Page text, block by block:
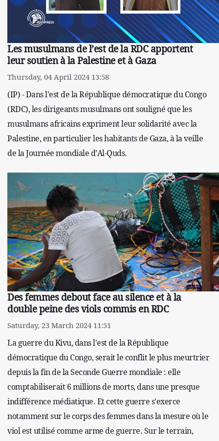
Les musulmans de l’est de la RDC apportent
leur soutien à la Palestine et à Gaza
Thursday, 04 April 2024 13:58
(IP) - Dans l'est de la République démocratique du Congo
(RDC), les dirigeants musulmans ont souligné que les
musulmans africains expriment leur solidarité avec la
Palestine, en particulier les habitants de Gaza, à la veille
de la Journée mondiale d’Al-Quds.
Des femmes debout face au silence et à la
double peine des viols commis en RDC
Saturday, 23 March 2024 11:51
La guerre du Kivu, dans l'est de la République
démocratique du Congo, serait le conflit le plus meurtrier
depuis la fin de la Seconde Guerre mondiale : elle
comptabiliserait 6 millions de morts, dans une presque
indifférence médiatique. Et cette guerre s'exerce
notamment sur le corps des femmes dans la mesure où le
viol est utilisé comme arme de guerre. Sur le terrain,